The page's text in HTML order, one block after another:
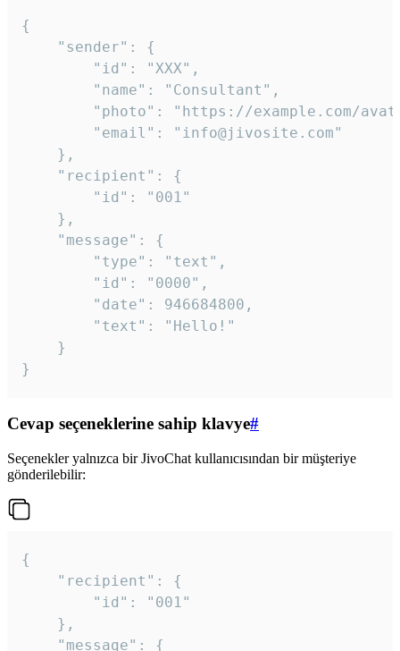
{
}
Cevap seçeneklerine sahip klavye#
Seçenekler yalnızca bir JivoChat kullanıcısından bir müşteriye
gönderilebilir:
{